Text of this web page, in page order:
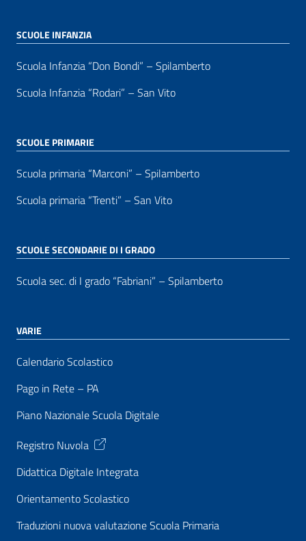
SCUOLE INFANZIA
Scuola Infanzia “Don Bondi” – Spilamberto
Scuola Infanzia “Rodari” – San Vito
SCUOLE PRIMARIE
Scuola primaria “Marconi” – Spilamberto
Scuola primaria “Trenti” – San Vito
SCUOLE SECONDARIE DI I GRADO
Scuola sec. di I grado “Fabriani” – Spilamberto
VARIE
Calendario Scolastico
Pago in Rete – PA
Piano Nazionale Scuola Digitale
Registro Nuvola
Didattica Digitale Integrata
Orientamento Scolastico
Traduzioni nuova valutazione Scuola Primaria